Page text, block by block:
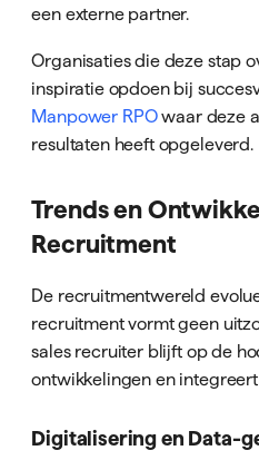
een externe partner.
Organisaties die deze stap
inspiratie opdoen bij
Manpower RPOwaar deze
resultaten heeft opgeleverd.
Trends en
Recruitment
De recruitmentwereld
recruitment vormt geen
sales recruiter blijft op de
ontwikkelingen en
Digitalisering en Data-